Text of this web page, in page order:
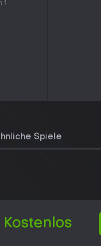
1
Spiele
Kostenlos